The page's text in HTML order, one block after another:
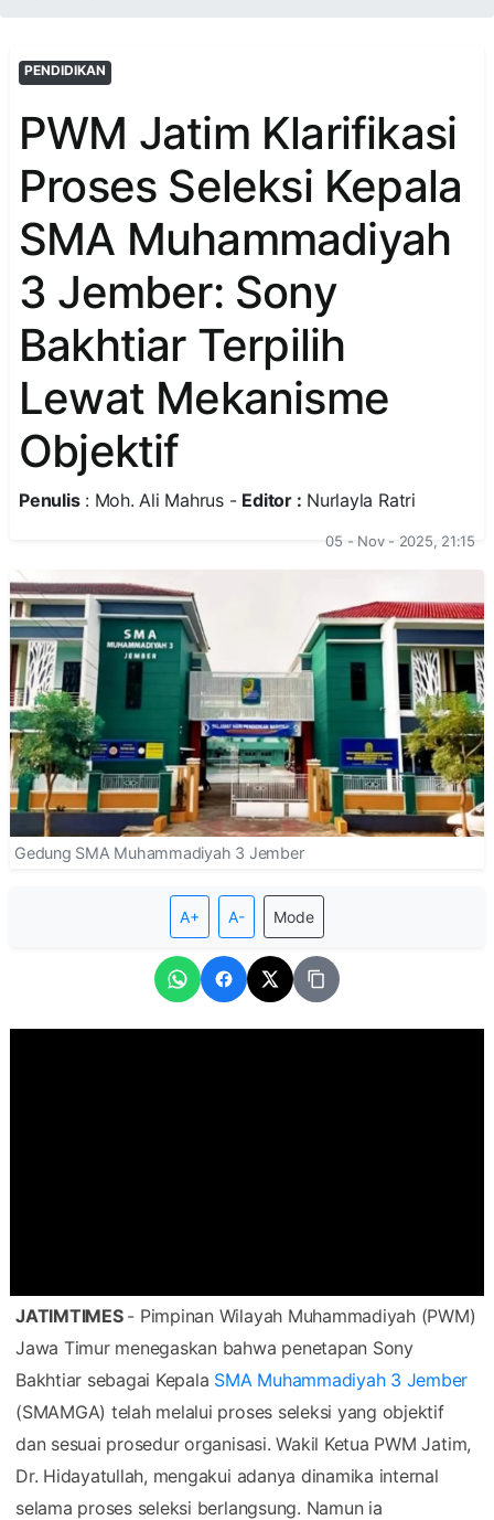
PENDIDIKAN
PWM Jatim Klarifikasi
Proses Seleksi Kepala
SMA Muhammadiyah
3 Jember: Sony
Bakhtiar Terpilih
Lewat Mekanisme
Objektif
Penulis: Moh. Ali Mahrus - Editor : Nurlayla Ratri
05 - Nov - 2025, 21:15
Gedung SMA Muhammadiyah 3 Jember
A+ A- Mode
JATIMTIMES - Pimpinan Wilayah Muhammadiyah (PWM)
Jawa Timur menegaskan bahwa penetapan Sony
Bakhtiar sebagai Kepala SMA Muhammadiyah 3 Jember
(SMAMGA) telah melalui proses seleksi yang objektif
dan sesuai prosedur organisasi. Wakil Ketua PWM Jatim,
Dr. Hidayatullah, mengakui adanya dinamika internal
selama proses seleksi berlangsung. Namun ia